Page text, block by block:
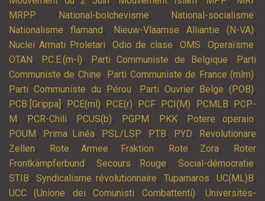
MRPP, National-bolchevisme, National-socialisme,
Nationalisme flamand , Nieuw-Vlaamse Alliantie (N-VA),
Nuclei Armati Proletari, Odio de clase,OMS,Operaïsme,
OTAN , P.C.E.(m-l), Parti Communiste de Belgique,
Parti
Communiste de Chine, Parti Communiste de France (mlm),
Parti Communiste du Pérou, Parti Ouvrier Belge (POB),
PCB [Grippa] , PCE(ml), PCE(r), PCF, PCI(M), PCMLB, PCP-
M , PCR-Chili, PCUS(b), PGPM , PKK, Potere operaio,
POUM , Prima Linéa, PSL/LSP, PTB, PYD,
Revolutionäre
Zellen, Rote Armee Fraktion, Rote Zora,
Roter
Frontkämpferbund , Secours Rouge, Social-démocratie,
STIB, Syndicalisme révolutionnaire, Tupamaros, UC(ML)B,
UCC (Unione dei Comunisti Combattenti),Universités-